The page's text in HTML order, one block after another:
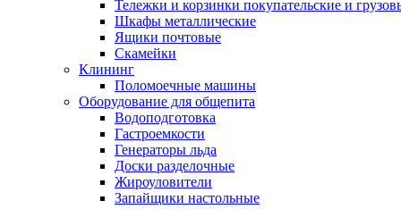
Тележки и корзинки покупательские и
Шкафы металлические
Ящики почтовые
Скамейки
Клининг
Поломоечные машины
Оборудование для общепита
Водоподготовка
Гастроемкости
Генераторы льда
Доски разделочные
Жироуловители
Запайщики настольные